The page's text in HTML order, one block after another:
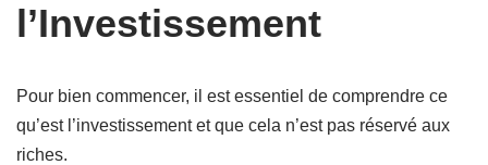
l’Investissement
Pour bien commencer, il est essentiel de comprendre ce
qu’est l’investissement et que cela n’est pas réservé aux
riches.